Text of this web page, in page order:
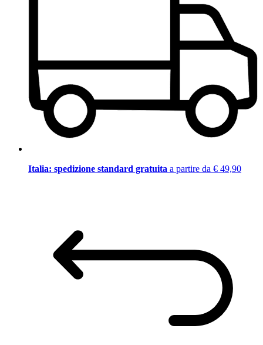
Italia: spedizione standard gratuita a partire da € 49,90